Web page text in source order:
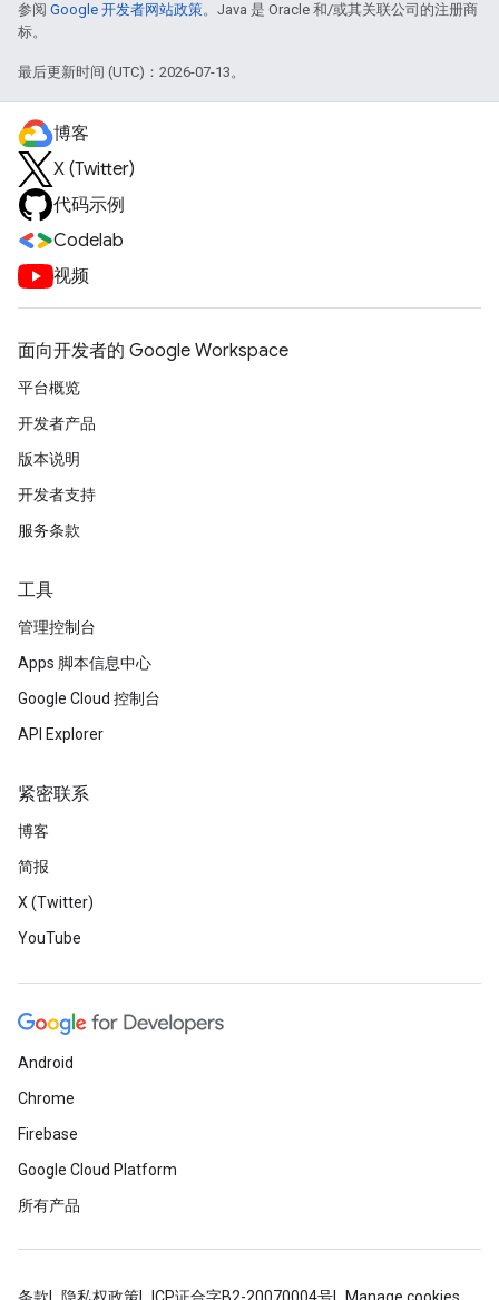
参阅 Google 开发者网站政策。Java 是 Oracle 和/或其关联公司的注册商
标。
最后更新时间 (UTC)：2026-07-13。
博客
X (Twitter)
代码示例
Codelab
视频
面向开发者的 Google Workspace
平台概览
开发者产品
版本说明
开发者支持
服务条款
工具
管理控制台
Apps 脚本信息中心
Google Cloud 控制台
API Explorer
紧密联系
博客
简报
X (Twitter)
YouTube
Android
Chrome
Firebase
Google Cloud Platform
所有产品